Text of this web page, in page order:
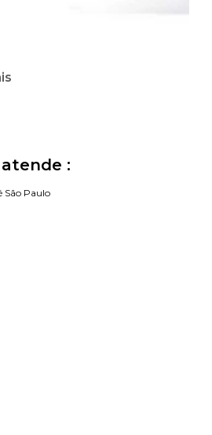
:
São Paulo